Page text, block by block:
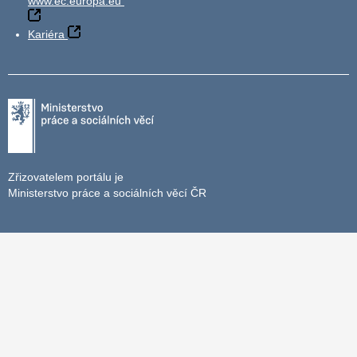
Kariéra
Zřizovatelem portálu je
Ministerstvo práce a sociálních věcí ČR